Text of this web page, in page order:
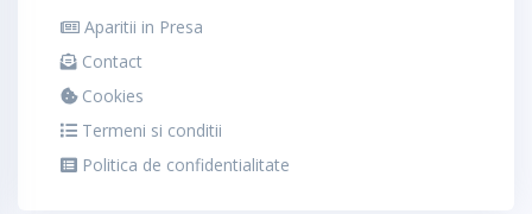
Aparitii in Presa
Contact
Cookies
Termeni si conditii
Politica de confidentialitate